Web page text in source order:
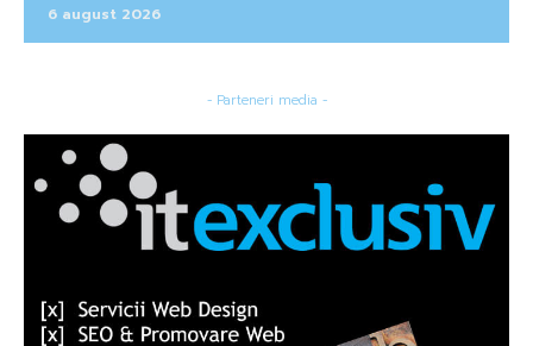
6 august 2026
- Parteneri media -